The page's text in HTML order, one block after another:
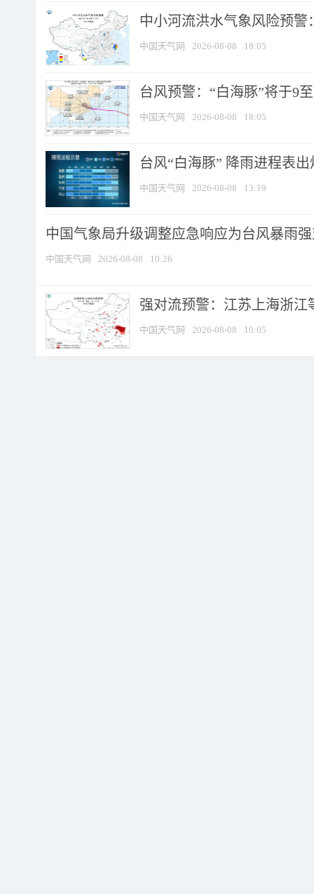
中小河流洪水气象风险预
中国天气网 2026-08-08 18:05
台风预警：“白海豚”将于9
中国天气网 2026-08-08 18:05
台风“白海豚” 降雨进程表
中国天气网 2026-08-08 13:19
中国气象局升级调整应急响应为台风暴雨
中国天气网 2026-08-08 10:26
强对流预警：江苏上海浙江
中国天气网 2026-08-08 10:05